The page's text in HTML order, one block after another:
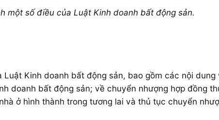
một số điều của Luật Kinh doanh bất động sản.
Kinh doanh bất động sản, bao gồm các nội
doanh bất động sản; về chuyển nhượng hợp đồng
ở hình thành trong tương lai và thủ tục chuyển